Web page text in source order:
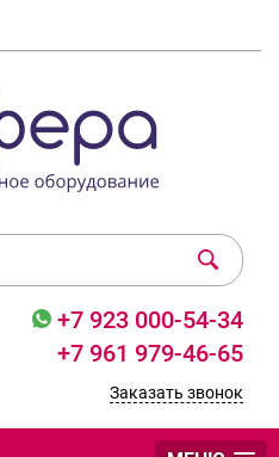
+7 923 000-54-34
+7 961 979-46-65
Заказать звонок